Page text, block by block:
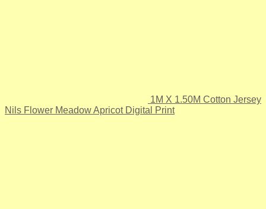
1M X 1.50M Cotton Jersey
Nils Flower Meadow Apricot Digital Print